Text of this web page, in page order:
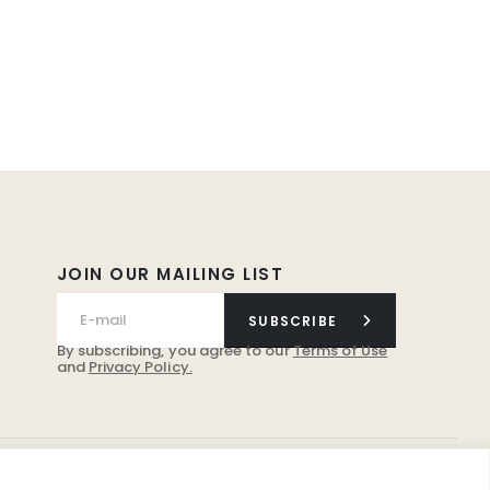
JOIN OUR MAILING LIST
SUBSCRIBE
By subscribing, you agree to ourTerms of Use
and Privacy Policy.